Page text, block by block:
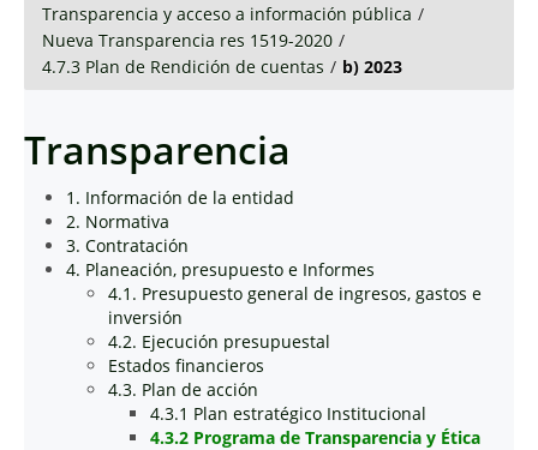
Transparencia y acceso a información pública /
Nueva Transparencia res 1519-2020 /
4.7.3 Plan de Rendición de cuentas / b) 2023
Transparencia
1. Información de la entidad
2. Normativa
3. Contratación
4. Planeación, presupuesto e Informes
4.1. Presupuesto general de ingresos, gastos e
inversión
4.2. Ejecución presupuestal
Estados financieros
4.3. Plan de acción
4.3.1 Plan estratégico Institucional
4.3.2 Programa de Transparencia y Ética